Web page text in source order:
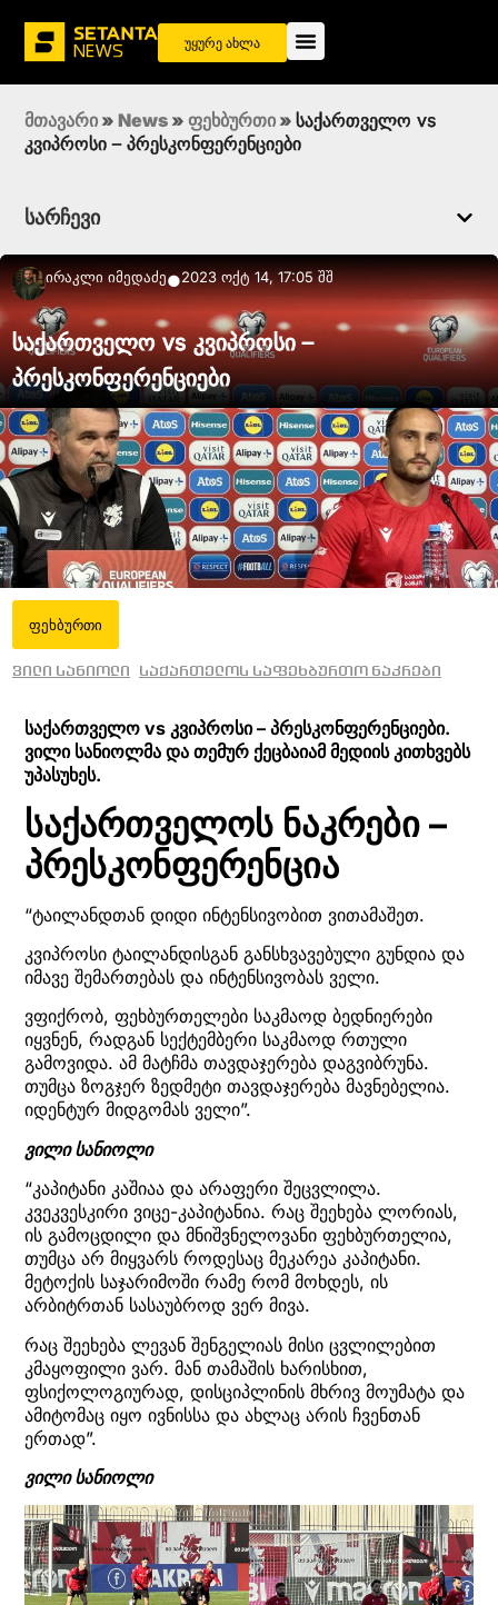
უყურე ახლა
მთავარი » News » ფეხბურთი » საქართველო vs
კვიპროსი – პრესკონფერენციები
სარჩევი
Ირაკლი Იმედაძე●2023 ოქტ 14, 17:05 შშ
საქართველო vs კვიპროსი –
პრესკონფერენციები
ფეხბურთი
ვილი სანიოლი საქართელოს საფეხბურთო ნაკრები
საქართველო vs კვიპროსი – პრესკონფერენციები.
ვილი სანიოლმა და თემურ ქეცბაიამ მედიის კითხვებს
უპასუხეს.
საქართველოს ნაკრები –
პრესკონფერენცია
“ტაილანდთან დიდი ინტენსივობით ვითამაშეთ.
კვიპროსი ტაილანდისგან განსხვავებული გუნდია და
იმავე შემართებას და ინტენსივობას ველი.
ვფიქრობ, ფეხბურთელები საკმაოდ ბედნიერები
იყვნენ, რადგან სექტემბერი საკმაოდ რთული
გამოვიდა. ამ მატჩმა თავდაჯერება დაგვიბრუნა.
თუმცა ზოგჯერ ზედმეტი თავდაჯერება მავნებელია.
იდენტურ მიდგომას ველი”.
ვილი სანიოლი
“კაპიტანი კაშიაა და არაფერი შეცვლილა.
კვეკვესკირი ვიცე-კაპიტანია. რაც შეეხება ლორიას,
ის გამოცდილი და მნიშვნელოვანი ფეხბურთელია,
თუმცა არ მიყვარს როდესაც მეკარეა კაპიტანი.
მეტოქის საჯარიმოში რამე რომ მოხდეს, ის
არბიტრთან სასაუბროდ ვერ მივა.
რაც შეეხება ლევან შენგელიას მისი ცვლილებით
კმაყოფილი ვარ. მან თამაშის ხარისხით,
ფსიქოლოგიურად, დისციპლინის მხრივ მოუმატა და
ამიტომაც იყო ივნისსა და ახლაც არის ჩვენთან
ერთად”.
ვილი სანიოლი